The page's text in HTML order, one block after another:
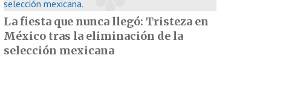
La fiesta que nunca llegó: Tristeza en
México tras la eliminación de la
selección mexicana